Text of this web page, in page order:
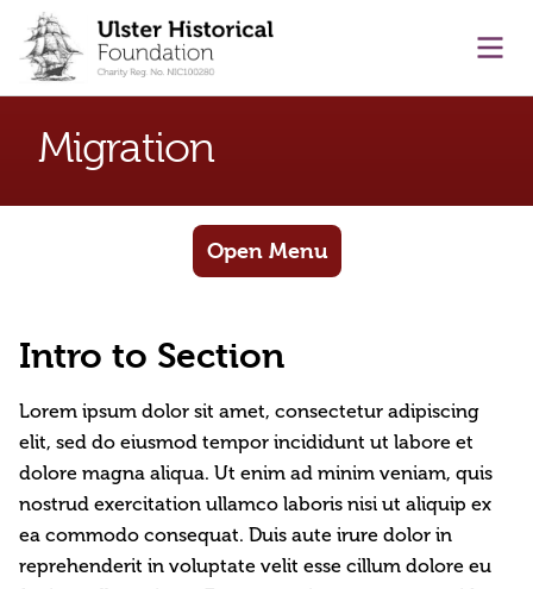
content
Migration
Open Menu
Intro to Section
Lorem ipsum dolor sit amet, consectetur adipiscing
elit, sed do eiusmod tempor incididunt ut labore et
dolore magna aliqua. Ut enim ad minim veniam, quis
nostrud exercitation ullamco laboris nisi ut aliquip ex
ea commodo consequat. Duis aute irure dolor in
reprehenderit in voluptate velit esse cillum dolore eu